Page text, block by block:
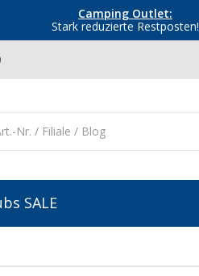
Camping Outlet:
Stark reduzierte Restposten!
SALE